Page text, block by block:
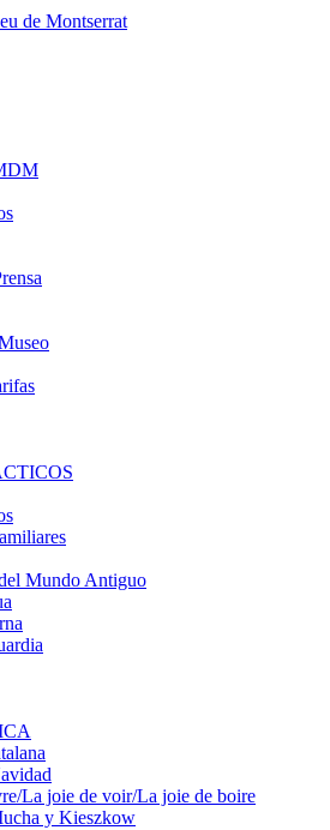
Mundo Antiguo
La joie de voir/La joie de boire
y Kieszkow